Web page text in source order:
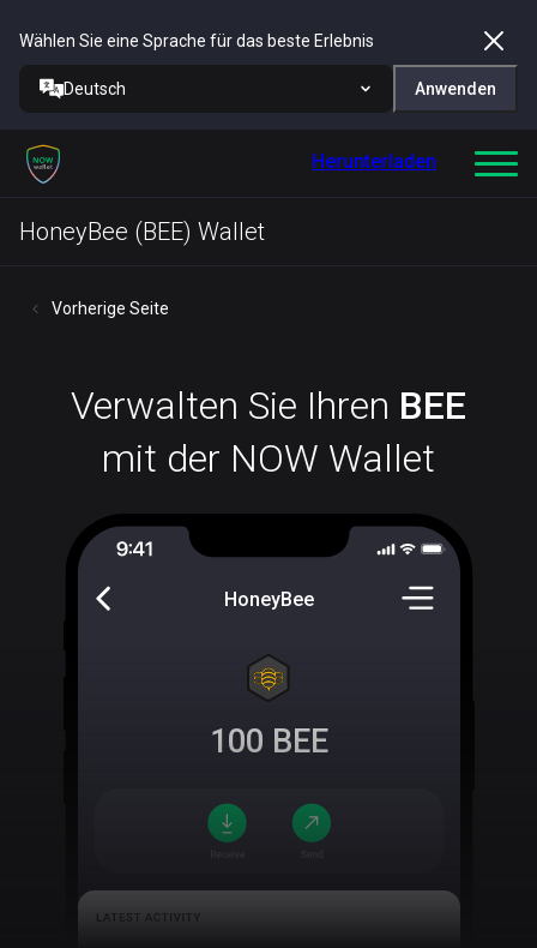
Wählen Sie eine Sprache für das beste Erlebnis
Deutsch Anwenden
Herunterladen
HoneyBee (BEE) Wallet
Vorherige Seite
Verwalten Sie Ihren BEE
mit der NOW Wallet
HoneyBee
100 BEE